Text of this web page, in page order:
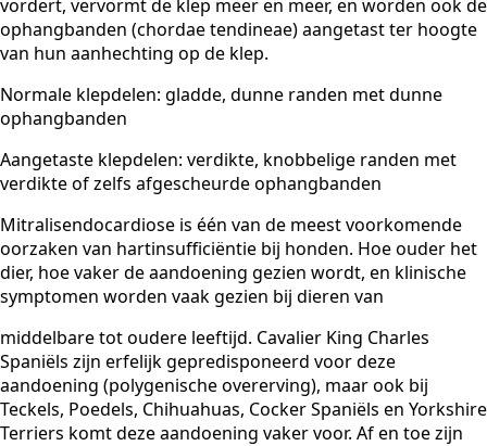
vordert, vervormt de klep meer en meer, en worden ook de
ophangbanden (chordae tendineae) aangetast ter hoogte
van hun aanhechting op de klep.
Normale klepdelen: gladde, dunne randen met dunne
ophangbanden
Aangetaste klepdelen: verdikte, knobbelige randen met
verdikte of zelfs afgescheurde ophangbanden
Mitralisendocardiose is één van de meest voorkomende
oorzaken van hartinsufficiëntie bij honden. Hoe ouder het
dier, hoe vaker de aandoening gezien wordt, en klinische
symptomen worden vaak gezien bij dieren van
middelbare tot oudere leeftijd. Cavalier King Charles
Spaniëls zijn erfelijk gepredisponeerd voor deze
aandoening (polygenische overerving), maar ook bij
Teckels, Poedels, Chihuahuas, Cocker Spaniëls en Yorkshire
Terriers komt deze aandoening vaker voor. Af en toe zijn